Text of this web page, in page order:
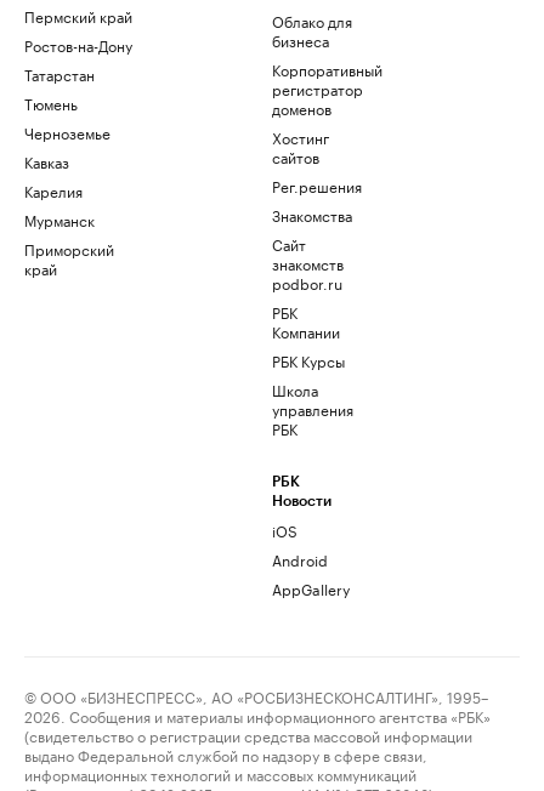
Пермский край
Ростов-на-Дону
Татарстан
Тюмень
Черноземье
Кавказ
Карелия
Мурманск
Приморский
край
Облако для
бизнеса
Корпоративный
регистратор
доменов
Хостинг
сайтов
Рег.решения
Знакомства
Сайт
знакомств
podbor.ru
РБК
Компании
РБК Курсы
Школа
управления
РБК
РБК
Новости
iOS
Android
AppGallery
© ООО «БИЗНЕСПРЕСС», АО «РОСБИЗНЕСКОНСАЛТИНГ», 1995–
2026. Сообщения и материалы информационного агентства «РБК»
(свидетельство о регистрации средства массовой информации
выдано Федеральной службой по надзору в сфере связи,
информационных технологий и массовых коммуникаций